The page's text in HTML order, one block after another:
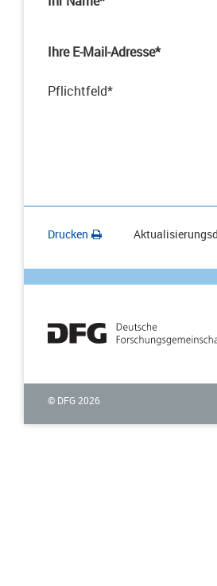
Ihre E-Mail-Adresse*
Pflichtfeld*
Drucken
© DFG 2026